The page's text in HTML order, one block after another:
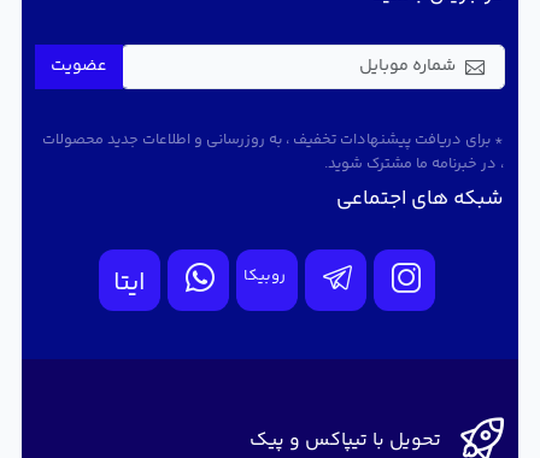
عضویت
* برای دریافت پیشنهادات تخفیف ، به روزرسانی و اطلاعات جدید محصولات
، در خبرنامه ما مشترک شوید.
شبکه های اجتماعی
روبیکا ایتا
تحویل با تیپاکس و پیک